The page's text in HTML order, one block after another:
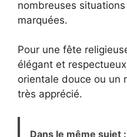
nombreuses
marquées.
Pour une fête
élégant et
orientale douce ou un
très apprécié.
Dans le même sujet :